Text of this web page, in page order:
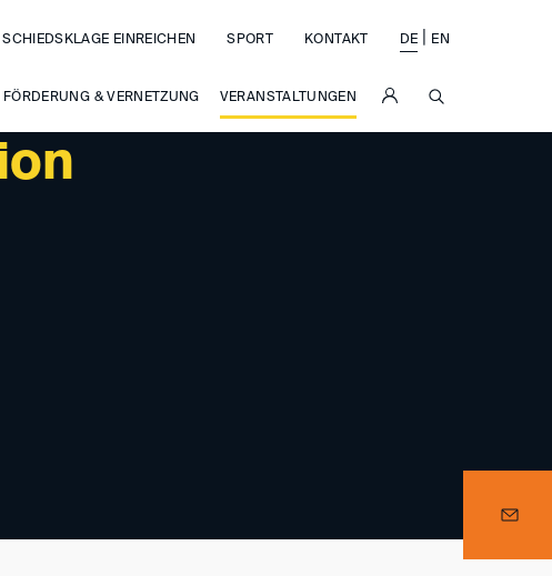
FÖRDERUNG & VERNETZUNG VERANSTALTUNGEN
SCHIEDSKLAGE EINREICHEN SPORT KONTAKT DE EN